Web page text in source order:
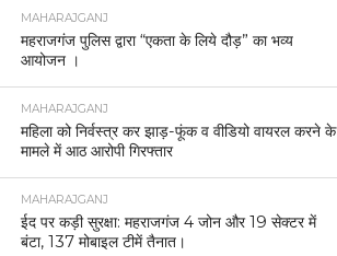
MAHARAJGANJ
महराजगंज पुलिस द्वारा “एकता के लिये दौड़” का भव्य
आयोजन ।
MAHARAJGANJ
महिला को निर्वस्त्र कर झाड़-फूंक व वीडियो वायरल करने के
मामले में आठ आरोपी गिरफ्तार
MAHARAJGANJ
ईद पर कड़ी सुरक्षा: महराजगंज 4 जोन और 19 सेक्टर में
बंटा, 137 मोबाइल टीमें तैनात।